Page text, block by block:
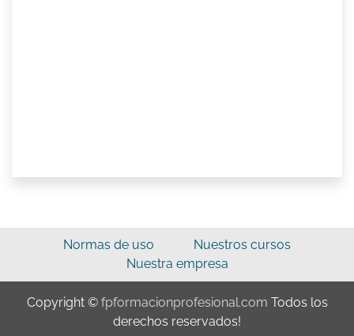
Normas de uso
Nuestros cursos
Nuestra empresa
Copyright © fpformacionprofesional.com Todos los
derechos reservados!